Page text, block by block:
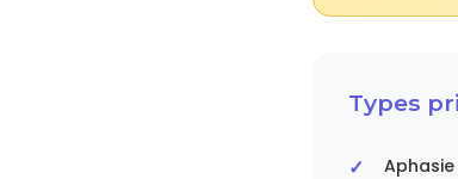
Types